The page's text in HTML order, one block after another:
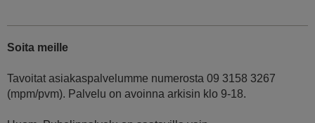
Soita meille
Tavoitat asiakaspalvelumme numerosta 09 3158 3267
(mpm/pvm). Palvelu on avoinna arkisin klo 9-18.